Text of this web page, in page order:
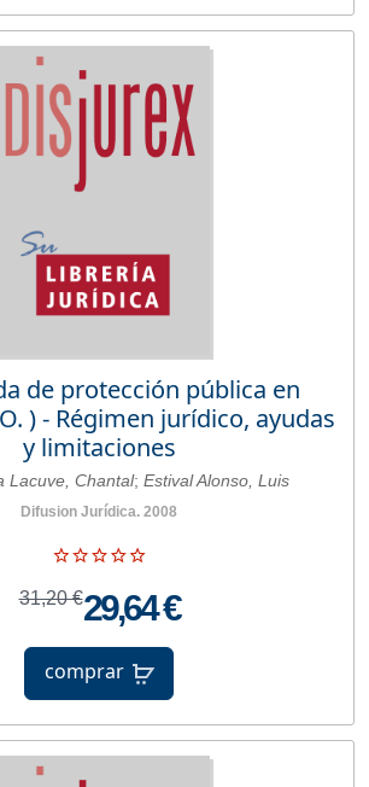
de protección pública en
) - Régimen jurídico, ayudas
y limitaciones
Lacuve, Chantal; Estival Alonso, Luis
Difusion Jurídica. 2008
31,20 €29,64 €
comprar